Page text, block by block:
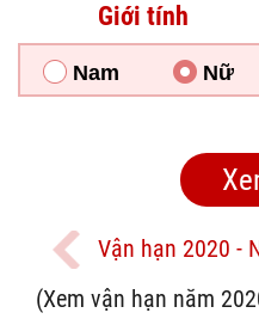
Giới tính
Nam Nữ
Vận hạn 2020 -
(Xem vận hạn năm